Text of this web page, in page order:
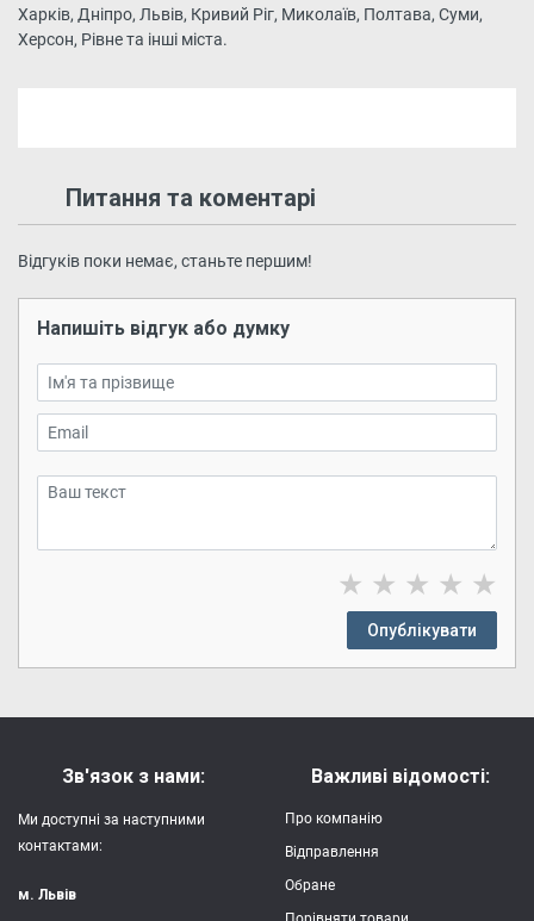
Харків, Дніпро, Львів, Кривий Ріг, Миколаїв, Полтава, Суми,
Херсон, Рівне та інші міста.
Питання та коментарі
Відгуків поки немає, станьте першим!
Напишіть відгук або думку
★ ★ ★ ★ ★
Опублікувати
Зв'язок з нами:
Ми доступні за наступними
контактами:
м. Львів
Важливі відомості:
Про компанію
Відправлення
Обране